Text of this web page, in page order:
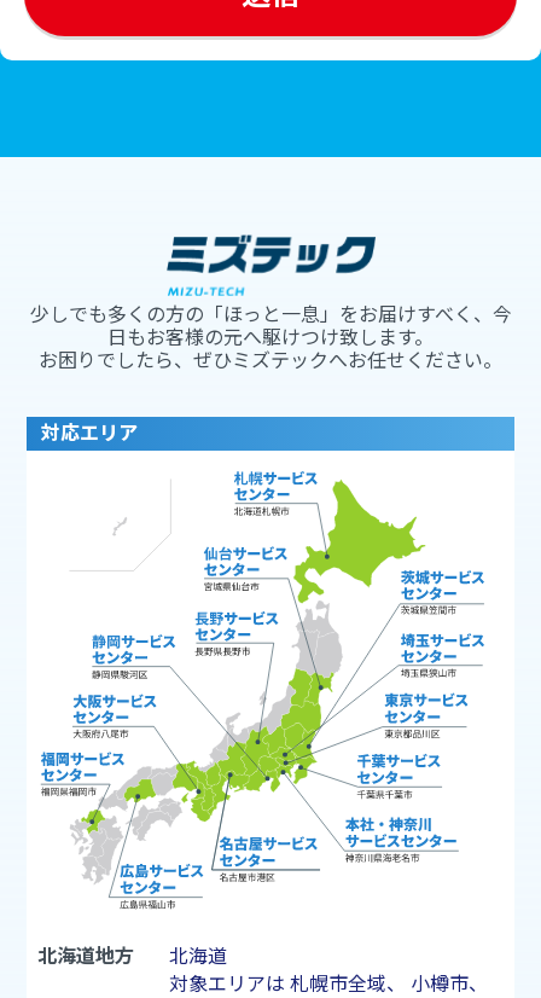
少しでも多くの方の「ほっと一息」をお届けすべく、今
日もお客様の元へ駆けつけ致します。
お困りでしたら、ぜひミズテックへお任せください。
対応エリア
北海道地方
北海道
対象エリアは 札幌市全域、 小樽市、